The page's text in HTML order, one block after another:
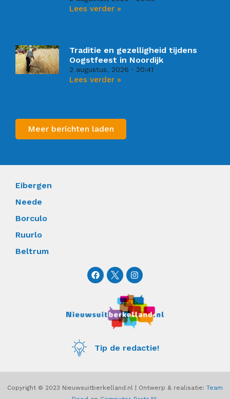
Lees verder »
Traditie en gezelligheid tijdens
Oogstfeest in Noordijk
2 augustus, 2026 20:41
Lees verder »
Meer berichten laden
Eibergen
Neede
Borculo
Ruurlo
Beltrum
F
a
c
o
o
I
n
s
t
a
g
r
a
Tip de redactie!
Copyright © 2023 Nieuwsuitberkelland.nl | Ontwerp & realisatie: Team